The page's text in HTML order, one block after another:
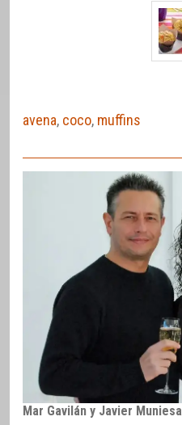
avena, coco, muffins
Mar Gavilán y Javier Muniesa